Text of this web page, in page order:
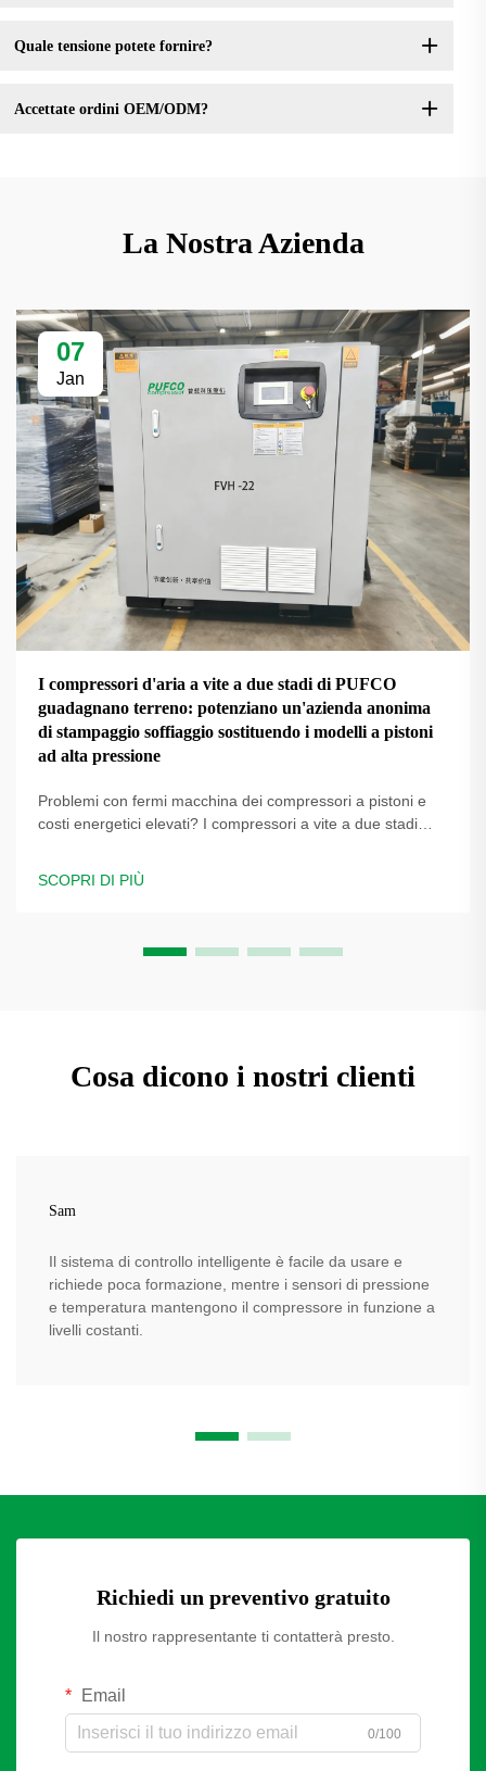
Quale tensione potete fornire?
Accettate ordini OEM/ODM?
La Nostra Azienda
07
Jan
I compressori d'aria a vite a due stadi di PUFCO
guadagnano terreno: potenziano un'azienda anonima
di stampaggio soffiaggio sostituendo i modelli a pistoni
ad alta pressione
Problemi con fermi macchina dei compressori a pistoni e
costi energetici elevati? I compressori a vite a due stadi
bottiglie. Scopri come i produttori di contenitori soffiati
riducono i costi: richiedi una valutazione della soluzione.
SCOPRI DI PIÙ
Cosa dicono i nostri clienti
Sam
Il sistema di controllo intelligente è facile da usare e
richiede poca formazione, mentre i sensori di pressione
e temperatura mantengono il compressore in funzione a
livelli costanti.
Richiedi un preventivo gratuito
Il nostro rappresentante ti contatterà presto.
Email
0/100